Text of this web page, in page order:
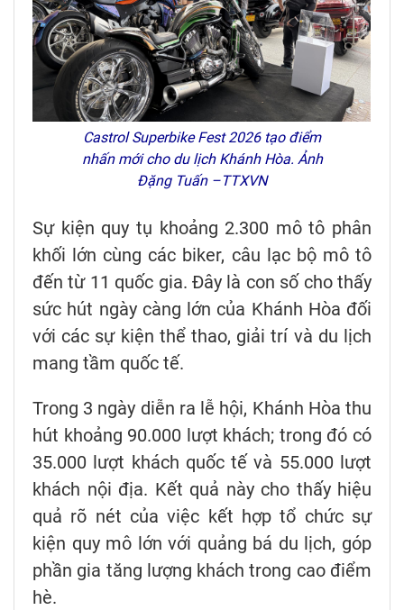
Castrol Superbike Fest 2026 tạo điểm
nhấn mới cho du lịch Khánh Hòa. Ảnh
Đặng Tuấn –TTXVN
Sự kiện quy tụ khoảng 2.300 mô tô phân
khối lớn cùng các biker, câu lạc bộ mô tô
đến từ 11 quốc gia. Đây là con số cho thấy
sức hút ngày càng lớn của Khánh Hòa đối
với các sự kiện thể thao, giải trí và du lịch
mang tầm quốc tế.
Trong 3 ngày diễn ra lễ hội, Khánh Hòa thu
hút khoảng 90.000 lượt khách; trong đó có
35.000 lượt khách quốc tế và 55.000 lượt
khách nội địa. Kết quả này cho thấy hiệu
quả rõ nét của việc kết hợp tổ chức sự
kiện quy mô lớn với quảng bá du lịch, góp
phần gia tăng lượng khách trong cao điểm
hè.